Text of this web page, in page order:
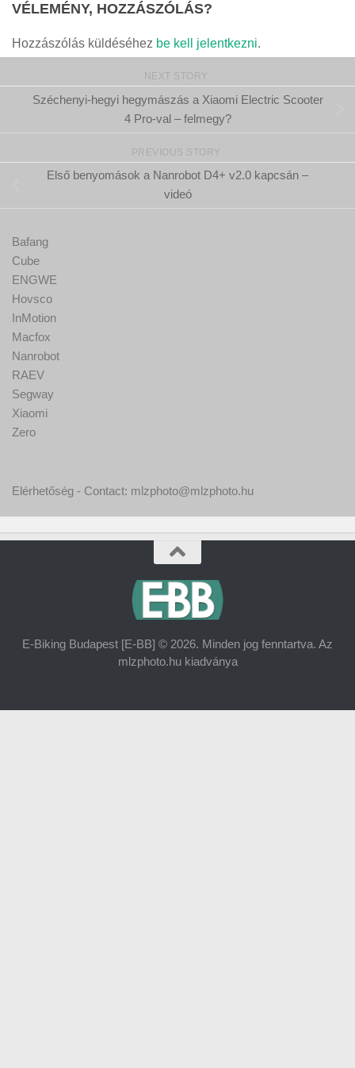
VÉLEMÉNY, HOZZÁSZÓLÁS?
Hozzászólás küldéséhez be kell jelentkezni.
NEXT STORY
Széchenyi-hegyi hegymászás a Xiaomi Electric Scooter
4 Pro-val – felmegy?
PREVIOUS STORY
Első benyomások a Nanrobot D4+ v2.0 kapcsán –
videó
Bafang
Cube
ENGWE
Hovsco
InMotion
Macfox
Nanrobot
RAEV
Segway
Xiaomi
Zero
Elérhetőség - Contact: mlzphoto@mlzphoto.hu
E-Biking Budapest [E-BB] © 2026. Minden jog fenntartva. Az
mlzphoto.hu kiadványa